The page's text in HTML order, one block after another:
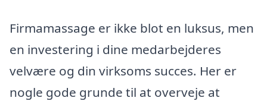
Firmamassage er ikke blot en luksus, men
en investering i dine medarbejderes
velvære og din virksoms succes. Her er
nogle gode grunde til at overveje at